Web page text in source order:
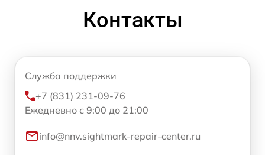
Контакты
Служба поддержки
+7 (831) 231-09-76
Ежедневно с 9:00 до 21:00
info@nnv.sightmark-repair-center.ru